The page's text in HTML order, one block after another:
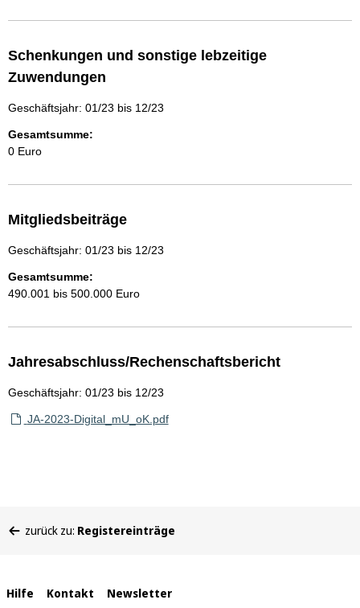
Schenkungen und sonstige lebzeitige
Zuwendungen
Geschäftsjahr: 01/23 bis 12/23
Gesamtsumme:
0 Euro
Mitgliedsbeiträge
Geschäftsjahr: 01/23 bis 12/23
Gesamtsumme:
490.001 bis 500.000 Euro
Jahresabschluss/Rechenschaftsbericht
Geschäftsjahr: 01/23 bis 12/23
JA-2023-Digital_mU_oK.pdf
befinden
zurück zu: Registereinträge
Interne
Hilfe Kontakt Newsletter